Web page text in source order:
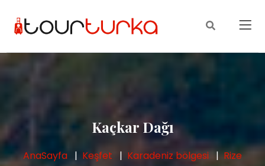
Kaçkar Dağı
AnaSayfa Keşfet Karadeniz bölgesi Rize